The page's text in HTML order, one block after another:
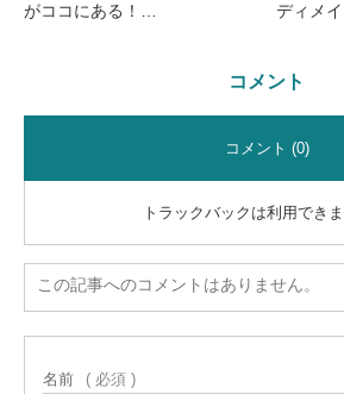
がココにある！…
ディメイ
コメント
コメント (0)
トラックバックは利用できま
この記事へのコメントはありません。
名前 ( 必須 )